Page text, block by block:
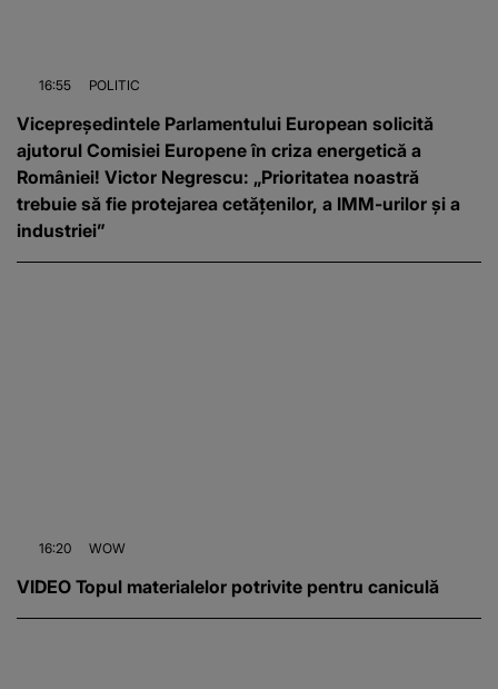
16:55 POLITIC
Vicepreședintele Parlamentului European solicită
ajutorul Comisiei Europene în criza energetică a
României! Victor Negrescu: „Prioritatea noastră
trebuie să fie protejarea cetățenilor, a IMM-urilor și a
industriei”
16:20 WOW
VIDEO Topul materialelor potrivite pentru caniculă